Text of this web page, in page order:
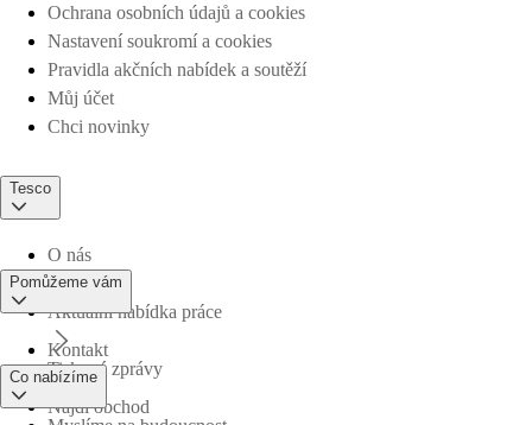
Ochrana osobních údajů a cookies
Nastavení soukromí a cookies
Pravidla akčních nabídek a soutěží
Můj účet
Chci novinky
Tesco
O nás
Aktuální nabídka práce
Tiskové zprávy
Pomůžeme vám
Kontakt
Najdi obchod
Co nabízíme